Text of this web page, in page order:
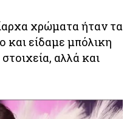
χρώματα ήταν τα
και είδαμε μπόλικη
αλλά και